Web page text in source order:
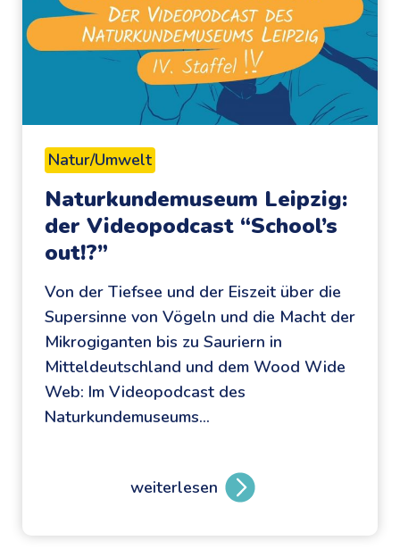
Natur/Umwelt
Naturkundemuseum Leipzig:
der Videopodcast “School’s
out!?”
Von der Tiefsee und der Eiszeit über die
Supersinne von Vögeln und die Macht der
Mikrogiganten bis zu Sauriern in
Mitteldeutschland und dem Wood Wide
Web: Im Videopodcast des
Naturkundemuseums…
weiterlesen
N